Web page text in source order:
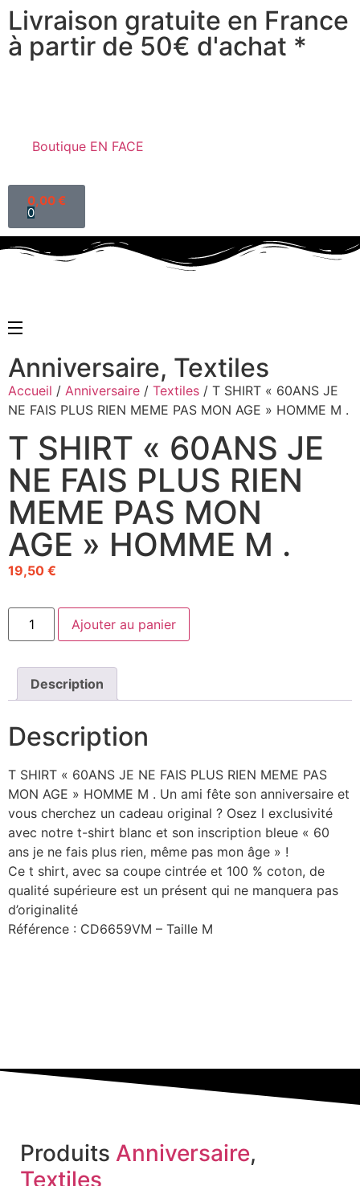
Livraison gratuite en France
à partir de 50€ d'achat *
Boutique EN FACE
0,00€
0
Anniversaire, Textiles
Accueil / Anniversaire / Textiles / T SHIRT « 60ANS JE
NE FAIS PLUS RIEN MEME PAS MON AGE » HOMME M .
T SHIRT « 60ANS JE
NE FAIS PLUS RIEN
MEME PAS MON
AGE » HOMME M .
19,50 €
Ajouter au panier
Description
Description
T SHIRT « 60ANS JE NE FAIS PLUS RIEN MEME PAS
MON AGE » HOMME M . Un ami fête son anniversaire et
vous cherchez un cadeau original ? Osez l exclusivité
avec notre t-shirt blanc et son inscription bleue « 60
ans je ne fais plus rien, même pas mon âge » !
Ce t shirt, avec sa coupe cintrée et 100 % coton, de
qualité supérieure est un présent qui ne manquera pas
d’originalité
Référence : CD6659VM – Taille M
Produits Anniversaire,
Textiles